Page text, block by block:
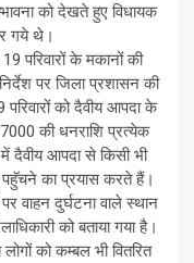
को देखते हुए विधायक
गये थे।
परिवारों के मकानों की
पर जिला प्रशासन की
को दैवीय आपदा के
की धनराशि प्रत्येक
में दैवीय आपदा से किसी भी
पहॅुचने का प्रयास करते हैं।
पर वाहन दुर्घटना वाले स्थान
को बताया गया है।
को कम्बल भी वितरित